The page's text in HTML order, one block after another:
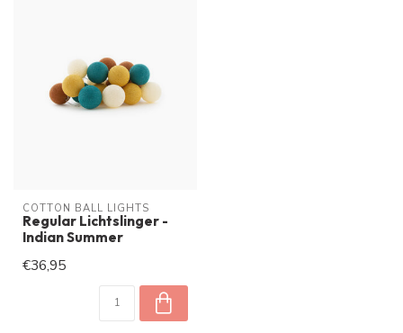
COTTON BALL LIGHTS
Regular Lichtslinger -
Indian Summer
€36,95